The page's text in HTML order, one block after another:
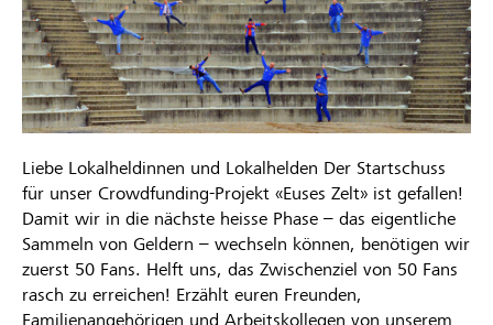
Liebe Lokalheldinnen und Lokalhelden Der Startschuss
für unser Crowdfunding-Projekt «Euses Zelt» ist gefallen!
Damit wir in die nächste heisse Phase – das eigentliche
Sammeln von Geldern – wechseln können, benötigen wir
zuerst 50 Fans. Helft uns, das Zwischenziel von 50 Fans
rasch zu erreichen! Erzählt euren Freunden,
Familienangehörigen und Arbeitskollegen von unserem